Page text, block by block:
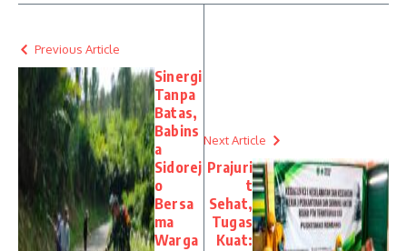
Previous Article
Sinergi
Tanpa
Batas,
Babins
a
Sidorej
o
Bersa
ma
Warga
Next Article
Prajuri
t
Sehat,
Tugas
Kuat: